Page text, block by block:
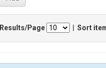
Results/Page Sort